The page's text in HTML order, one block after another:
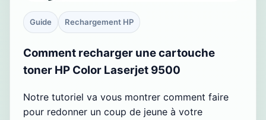
Guide Rechargement HP
Comment recharger une cartouche
toner HP Color Laserjet 9500
Notre tutoriel va vous montrer comment faire
pour redonner un coup de jeune à votre